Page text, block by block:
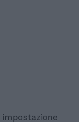
impostazione